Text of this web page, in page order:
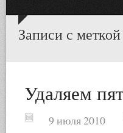
Записи с
Удаляем
9 июля 2010